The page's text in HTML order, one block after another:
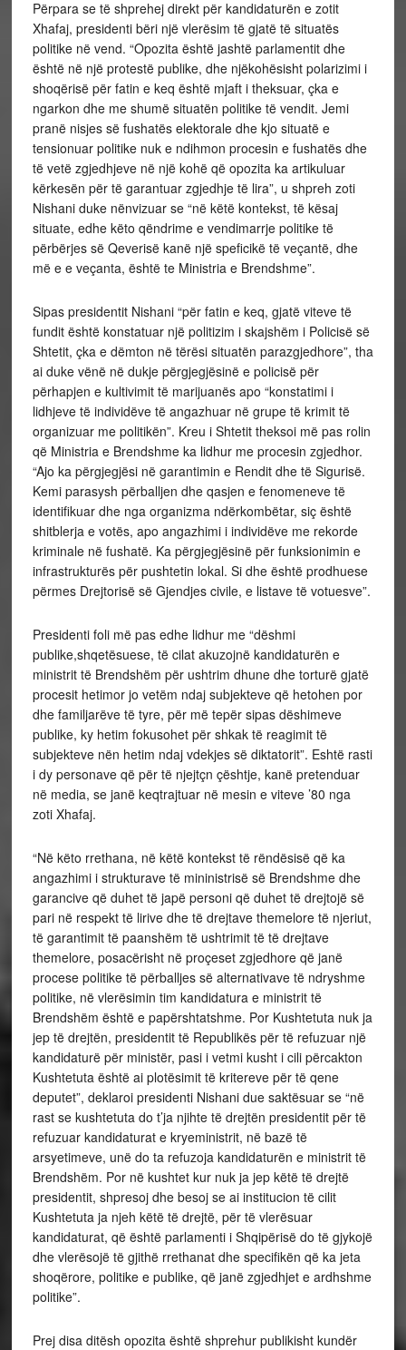
Përpara se të shprehej direkt për kandidaturën e zotit
Xhafaj, presidenti bëri një vlerësim të gjatë të situatës
politike në vend. “Opozita është jashtë parlamentit dhe
është në një protestë publike, dhe njëkohësisht polarizimi i
shoqërisë për fatin e keq është mjaft i theksuar, çka e
ngarkon dhe me shumë situatën politike të vendit. Jemi
pranë nisjes së fushatës elektorale dhe kjo situatë e
tensionuar politike nuk e ndihmon procesin e fushatës dhe
të vetë zgjedhjeve në një kohë që opozita ka artikuluar
kërkesën për të garantuar zgjedhje të lira”, u shpreh zoti
Nishani duke nënvizuar se “në këtë kontekst, të kësaj
situate, edhe këto qëndrime e vendimarrje politike të
përbërjes së Qeverisë kanë një speficikë të veçantë, dhe
më e e veçanta, është te Ministria e Brendshme”.
Sipas presidentit Nishani “për fatin e keq, gjatë viteve të
fundit është konstatuar një politizim i skajshëm i Policisë së
Shtetit, çka e dëmton në tërësi situatën parazgjedhore”, tha
ai duke vënë në dukje përgjegjësinë e policisë për
përhapjen e kultivimit të marijuanës apo “konstatimi i
lidhjeve të individëve të angazhuar në grupe të krimit të
organizuar me politikën”. Kreu i Shtetit theksoi më pas rolin
që Ministria e Brendshme ka lidhur me procesin zgjedhor.
“Ajo ka përgjegjësi në garantimin e Rendit dhe të Sigurisë.
Kemi parasysh përballjen dhe qasjen e fenomeneve të
identifikuar dhe nga organizma ndërkombëtar, siç është
shitblerja e votës, apo angazhimi i individëve me rekorde
kriminale në fushatë. Ka përgjegjësinë për funksionimin e
infrastrukturës për pushtetin lokal. Si dhe është prodhuese
përmes Drejtorisë së Gjendjes civile, e listave të votuesve”.
Presidenti foli më pas edhe lidhur me “dëshmi
publike,shqetësuese, të cilat akuzojnë kandidaturën e
ministrit të Brendshëm për ushtrim dhune dhe torturë gjatë
procesit hetimor jo vetëm ndaj subjekteve që hetohen por
dhe familjarëve të tyre, për më tepër sipas dëshimeve
publike, ky hetim fokusohet për shkak të reagimit të
subjekteve nën hetim ndaj vdekjes së diktatorit”. Eshtë rasti
i dy personave që për të njejtçn çështje, kanë pretenduar
në media, se janë keqtrajtuar në mesin e viteve ’80 nga
zoti Xhafaj.
“Në këto rrethana, në këtë kontekst të rëndësisë që ka
angazhimi i strukturave të mininistrisë së Brendshme dhe
garancive që duhet të japë personi që duhet të drejtojë së
pari në respekt të lirive dhe të drejtave themelore të njeriut,
të garantimit të paanshëm të ushtrimit të të drejtave
themelore, posacërisht në proçeset zgjedhore që janë
procese politike të përballjes së alternativave të ndryshme
politike, në vlerësimin tim kandidatura e ministrit të
Brendshëm është e papërshtatshme. Por Kushtetuta nuk ja
jep të drejtën, presidentit të Republikës për të refuzuar një
kandidaturë për ministër, pasi i vetmi kusht i cili përcakton
Kushtetuta është ai plotësimit të kritereve për të qene
deputet”, deklaroi presidenti Nishani due saktësuar se “në
rast se kushtetuta do t’ja njihte të drejtën presidentit për të
refuzuar kandidaturat e kryeministrit, në bazë të
arsyetimeve, unë do ta refuzoja kandidaturën e ministrit të
Brendshëm. Por në kushtet kur nuk ja jep këtë të drejtë
presidentit, shpresoj dhe besoj se ai institucion të cilit
Kushtetuta ja njeh këtë të drejtë, për të vlerësuar
kandidaturat, që është parlamenti i Shqipërisë do të gjykojë
dhe vlerësojë të gjithë rrethanat dhe specifikën që ka jeta
shoqërore, politike e publike, që janë zgjedhjet e ardhshme
politike”.
Prej disa ditësh opozita është shprehur publikisht kundër